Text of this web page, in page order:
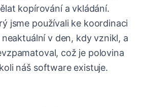
kopírování a vkládání.
jsme používali ke koordinaci
v den, kdy vznikl, a
což je polovina
náš software existuje.